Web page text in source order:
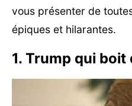
vous présenter de
épiques et hilarantes.
1. Trump qui boit